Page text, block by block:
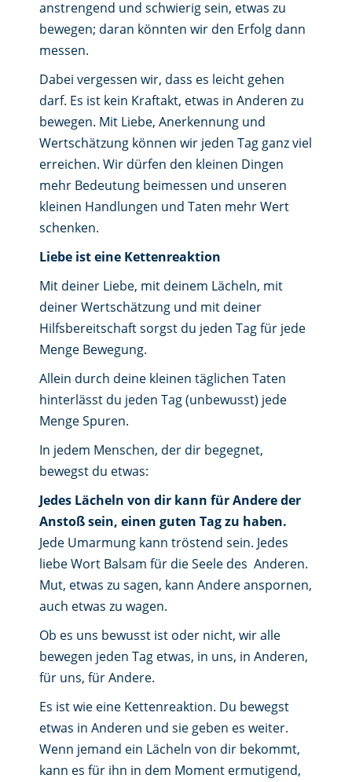
anstrengend und schwierig sein, etwas zu
bewegen; daran könnten wir den Erfolg dann
messen.
Dabei vergessen wir, dass es leicht gehen
darf. Es ist kein Kraftakt, etwas in Anderen zu
bewegen. Mit Liebe, Anerkennung und
Wertschätzung können wir jeden Tag ganz viel
erreichen. Wir dürfen den kleinen Dingen
mehr Bedeutung beimessen und unseren
kleinen Handlungen und Taten mehr Wert
schenken.
Liebe ist eine Kettenreaktion
Mit deiner Liebe, mit deinem Lächeln, mit
deiner Wertschätzung und mit deiner
Hilfsbereitschaft sorgst du jeden Tag für jede
Menge Bewegung.
Allein durch deine kleinen täglichen Taten
hinterlässt du jeden Tag (unbewusst) jede
Menge Spuren.
In jedem Menschen, der dir begegnet,
bewegst du etwas:
Jedes Lächeln von dir kann für Andere der
Anstoß sein, einen guten Tag zu haben.
Jede Umarmung kann tröstend sein. Jedes
liebe Wort Balsam für die Seele des Anderen.
Mut, etwas zu sagen, kann Andere anspornen,
auch etwas zu wagen.
Ob es uns bewusst ist oder nicht, wir alle
bewegen jeden Tag etwas, in uns, in Anderen,
für uns, für Andere.
Es ist wie eine Kettenreaktion. Du bewegst
etwas in Anderen und sie geben es weiter.
Wenn jemand ein Lächeln von dir bekommt,
kann es für ihn in dem Moment ermutigend,